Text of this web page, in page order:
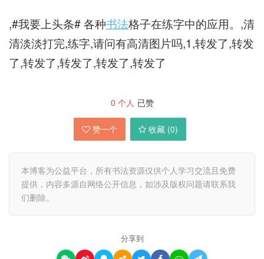
,#我要上头条# 各种书法格子在练字中的应用。,清
清淡淡打完,练字,请问有高清图片吗,1,转发了,转发
了,转发了,转发了,转发了,转发了
0 个人 已赞
赞一个 收藏 (0)
本博客为公益平台，所有书法资源仅供个人学习交流且免费
提供，内容多源自网络公开信息，如涉及版权问题请联系我
们删除。
分享到